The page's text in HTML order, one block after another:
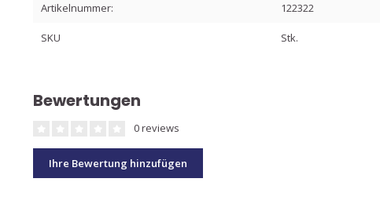
Artikelnummer: 122322
SKU Stk.
Bewertungen
0 reviews
Ihre Bewertung hinzufügen